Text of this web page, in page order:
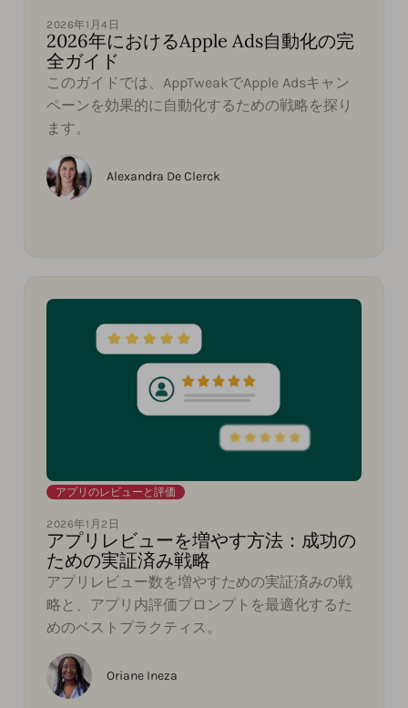
2026年1月4日
2026年におけるApple Ads自動化の完
全ガイド
このガイドでは、AppTweakでApple Adsキャン
ペーンを効果的に自動化するための戦略を探り
ます。
Alexandra De Clerck
アプリのレビューと評価
2026年1月2日
アプリレビューを増やす方法：成功の
ための実証済み戦略
アプリレビュー数を増やすための実証済みの戦
略と、アプリ内評価プロンプトを最適化するた
めのベストプラクティス。
Oriane Ineza